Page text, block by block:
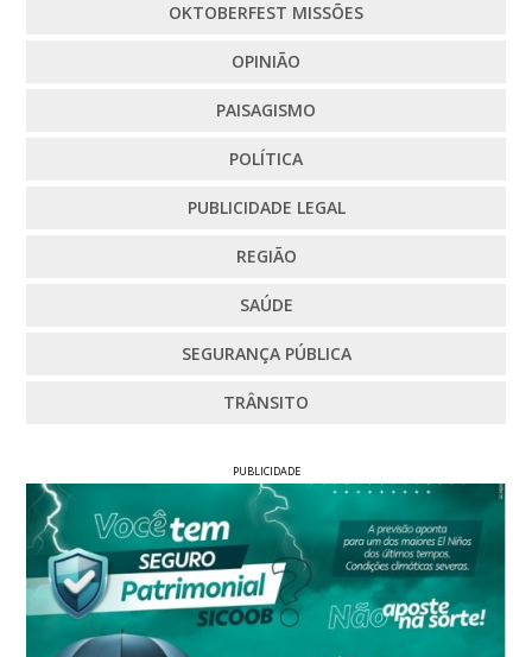
OKTOBERFEST MISSÕES
OPINIÃO
PAISAGISMO
POLÍTICA
PUBLICIDADE LEGAL
REGIÃO
SAÚDE
SEGURANÇA PÚBLICA
TRÂNSITO
PUBLICIDADE